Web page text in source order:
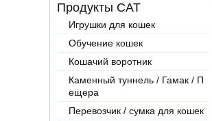
Продукты CAT
Игрушки для кошек
Обучение кошек
Кошачий воротник
Каменный туннель / Гамак / П
ещера
Перевозчик / сумка для кошек